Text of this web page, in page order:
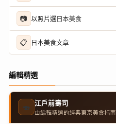
📷 以照片選日本美食
📋 日本美食文章
編輯精選
🍣 江戶前壽司
由編輯精選的經典東京美食指南